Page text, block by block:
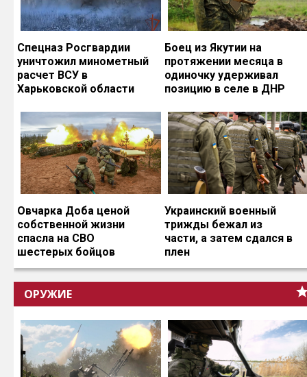
Спецназ Росгвардии
уничтожил минометный
расчет ВСУ в
Харьковской области
Боец из Якутии на
протяжении месяца в
одиночку удерживал
позицию в селе в ДНР
Овчарка Доба ценой
собственной жизни
спасла на СВО
шестерых бойцов
Украинский военный
трижды бежал из
части, а затем сдался в
плен
ОРУЖИЕ